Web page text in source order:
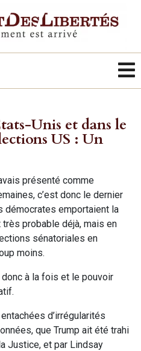
Unis et dans le
US : Un
présenté comme
c’est donc le dernier
démocrates emportaient la
probable déjà, mais en
sénatoriales en
moins.
à la fois et le pouvoir
d’irrégularités
que Trump ait été trahi
Justice, et par Lindsay